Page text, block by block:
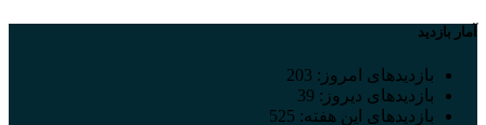
آمار بازدید
بازدیدهای امروز: 203
بازدیدهای دیروز: 39
بازدیدهای این هفته: 525